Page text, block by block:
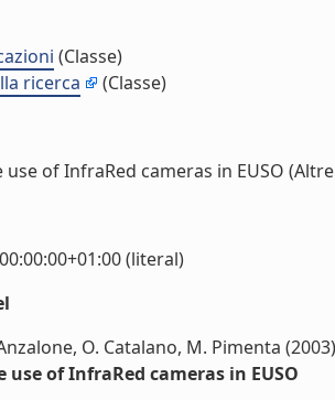
(Classe)
ricerca
(Classe)
use of InfraRed cameras in EUSO
(literal)
O. Catalano, M. Pimenta (2003)
use of InfraRed cameras in EUSO